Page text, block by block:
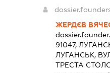
ЖЕРДЄВ
91047,
ЛУГАНСЬК,
ТРЕСТА